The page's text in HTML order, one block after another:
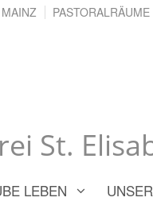
St.
PASTORALRÄUME
LEBEN